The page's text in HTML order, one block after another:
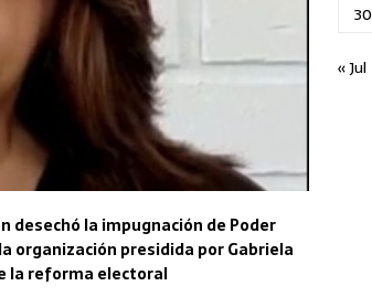
desechó la impugnación de Poder
organización presidida por Gabriela
la reforma electoral
30
« Jul